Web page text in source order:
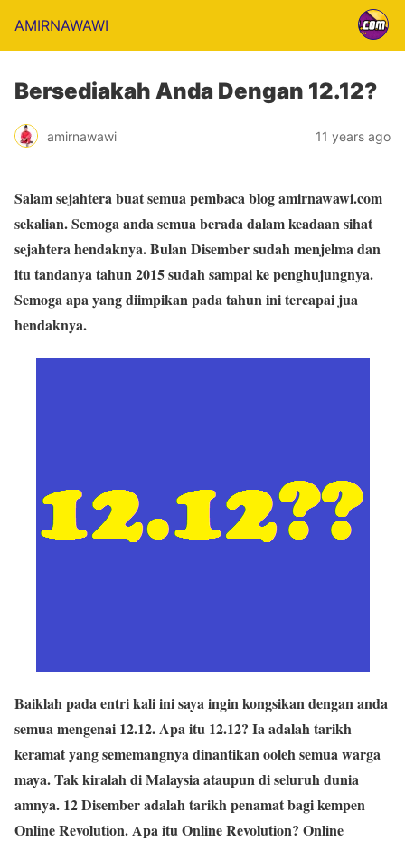
AMIRNAWAWI
Bersediakah Anda Dengan 12.12?
amirnawawi 11 years ago
Salam sejahtera buat semua pembaca blog amirnawawi.com
sekalian. Semoga anda semua berada dalam keadaan sihat
sejahtera hendaknya. Bulan Disember sudah menjelma dan
itu tandanya tahun 2015 sudah sampai ke penghujungnya.
Semoga apa yang diimpikan pada tahun ini tercapai jua
hendaknya.
Baiklah pada entri kali ini saya ingin kongsikan dengan anda
semua mengenai 12.12. Apa itu 12.12? Ia adalah tarikh
keramat yang sememangnya dinantikan ooleh semua warga
maya. Tak kiralah di Malaysia ataupun di seluruh dunia
amnya. 12 Disember adalah tarikh penamat bagi kempen
Online Revolution. Apa itu Online Revolution? Online